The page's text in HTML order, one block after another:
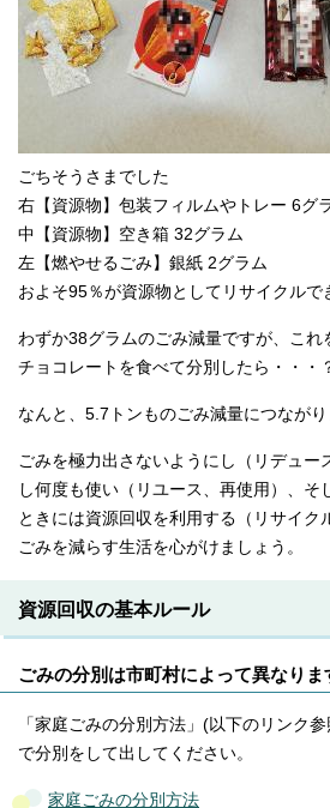
ごちそうさまでした
右【資源物】包装フィルムやトレー 6グ
中【資源物】空き箱 32グラム
左【燃やせるごみ】銀紙 2グラム
およそ95％が資源物としてリサイクルで
わずか38グラムのごみ減量ですが、これ
チョコレートを食べて分別したら・・・
なんと、5.7トンものごみ減量につながり
ごみを極力出さないようにし（リデュー
し何度も使い（リユース、再使用）、そ
ときには資源回収を利用する（リサイク
ごみを減らす生活を心がけましょう。
資源回収の基本ルール
ごみの分別は市町村によって異なりま
「家庭ごみの分別方法」(以下のリンク
で分別をして出してください。
家庭ごみの分別方法